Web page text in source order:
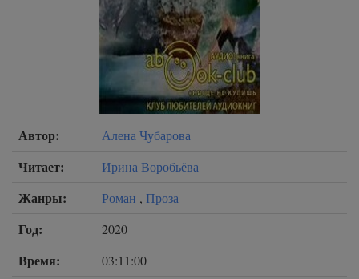
Автор: Алена Чубарова
Читает: Ирина Воробьёва
Жанры: Роман , Проза
Год: 2020
Время: 03:11:00